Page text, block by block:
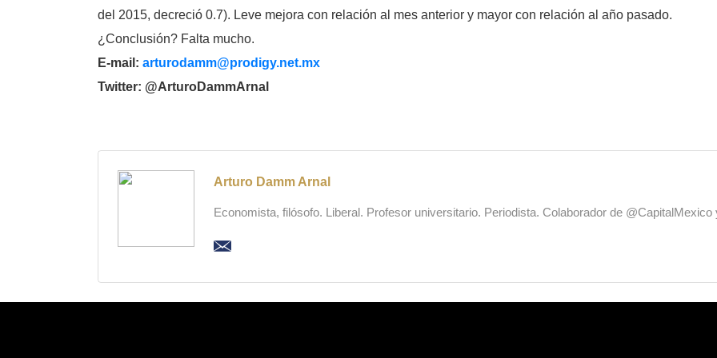
del 2015, decreció 0.7). Leve mejora con relación al mes anterior y mayor con relación al año pasado.
¿Conclusión? Falta mucho.
E-mail: arturodamm@prodigy.net.mx
Twitter: @ArturoDammArnal
Arturo Damm Arnal
Economista, filósofo. Liberal. Profesor universitario. Periodista. Colaborador de